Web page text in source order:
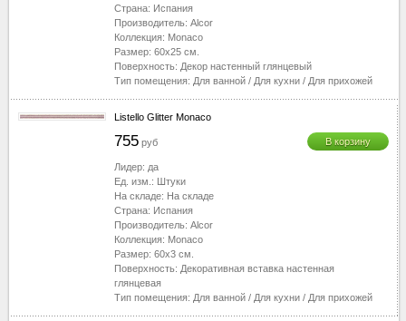
Страна: Испания
Производитель: Alcor
Коллекция: Monaco
Размер: 60x25 см.
Поверхность: Декор настенный глянцевый
Тип помещения: Для ванной / Для кухни / Для прихожей
Listello Glitter Monaco
755 руб В корзину
Лидер: да
Ед. изм.: Штуки
На складе: На складе
Страна: Испания
Производитель: Alcor
Коллекция: Monaco
Размер: 60x3 см.
Поверхность: Декоративная вставка настенная
глянцевая
Тип помещения: Для ванной / Для кухни / Для прихожей